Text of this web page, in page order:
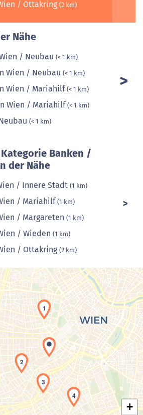
/ Ottakring (2 km)
Nähe
/ Neubau (< 1 km)
Wien / Neubau (< 1 km)
Wien / Mariahilf(< 1 km)
Wien / Mariahilf(< 1 km)
(< 1 km)
Banken /
der Nähe
/ Innere Stadt (1 km)
/ Mariahilf(1 km)
/ Margareten (1 km)
/ Wieden (1 km)
/ Ottakring (2 km)
Laden der Karte...
1
2
3
4
+